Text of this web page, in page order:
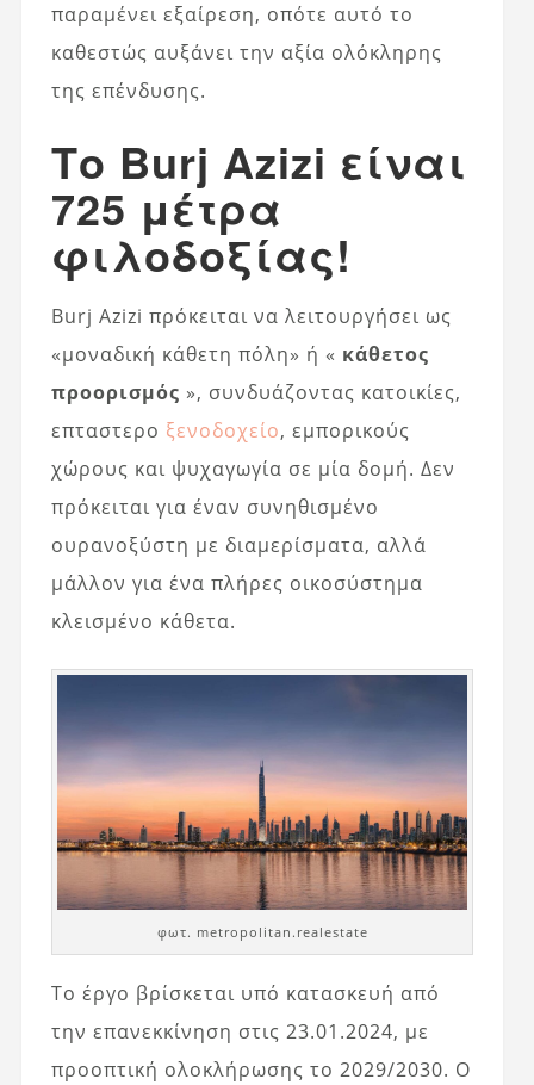
παραμένει εξαίρεση, οπότε αυτό το
καθεστώς αυξάνει την αξία ολόκληρης
της επένδυσης.
Το Burj Azizi είναι
725 μέτρα
φιλοδοξίας!
Burj Azizi πρόκειται να λειτουργήσει ως
«μοναδική κάθετη πόλη» ή « κάθετος
προορισμός », συνδυάζοντας κατοικίες,
επταστερο ξενοδοχείο, εμπορικούς
χώρους και ψυχαγωγία σε μία δομή. Δεν
πρόκειται για έναν συνηθισμένο
ουρανοξύστη με διαμερίσματα, αλλά
μάλλον για ένα πλήρες οικοσύστημα
κλεισμένο κάθετα.
φωτ. metropolitan.realestate
Το έργο βρίσκεται υπό κατασκευή από
την επανεκκίνηση στις 23.01.2024, με
προοπτική ολοκλήρωσης το 2029/2030. Ο